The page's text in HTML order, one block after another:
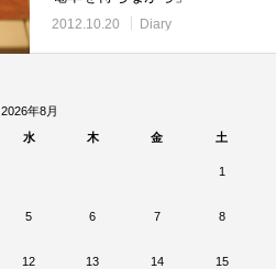
2012.10.20 Diary
2026年8月
水 木 金 土
1
5 6 7 8
12 13 14 15